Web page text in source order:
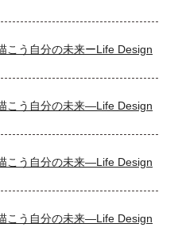
こう自分の未来ーLife Design
こう自分の未来―Life Design
こう自分の未来―Life Design
こう自分の未来―Life Design